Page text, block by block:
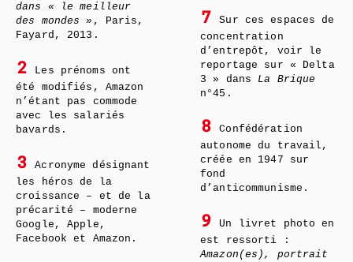
dans « le meilleur
des mondes » , Paris,
Fayard, 2013.
2
Les prénoms ont
été modifiés, Amazon
n’étant pas commode
avec les salariés
bavards.
3
Acronyme désignant
les héros de la
croissance – et de la
précarité – moderne
Google, Apple,
Facebook et Amazon.
7
Sur ces espaces de
concentration
d’entrepôt, voir le
reportage sur « Delta
3 » dans La Brique
n°45.
8
Confédération
autonome du travail,
créée en 1947 sur
fond
d’anticommunisme.
9
Un livret photo en
est ressorti :
Amazon(es), portrait